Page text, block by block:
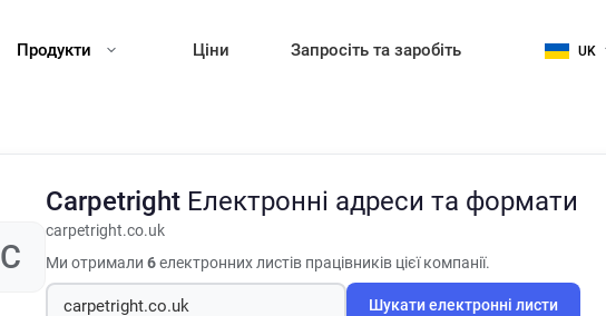
Продукти Ціни Запросіть та заробіть UK
C
Carpetright Електронні адреси та формати
carpetright.co.uk
Ми отримали 6електронних листів працівників цієї компанії.
Шукати електронні листи